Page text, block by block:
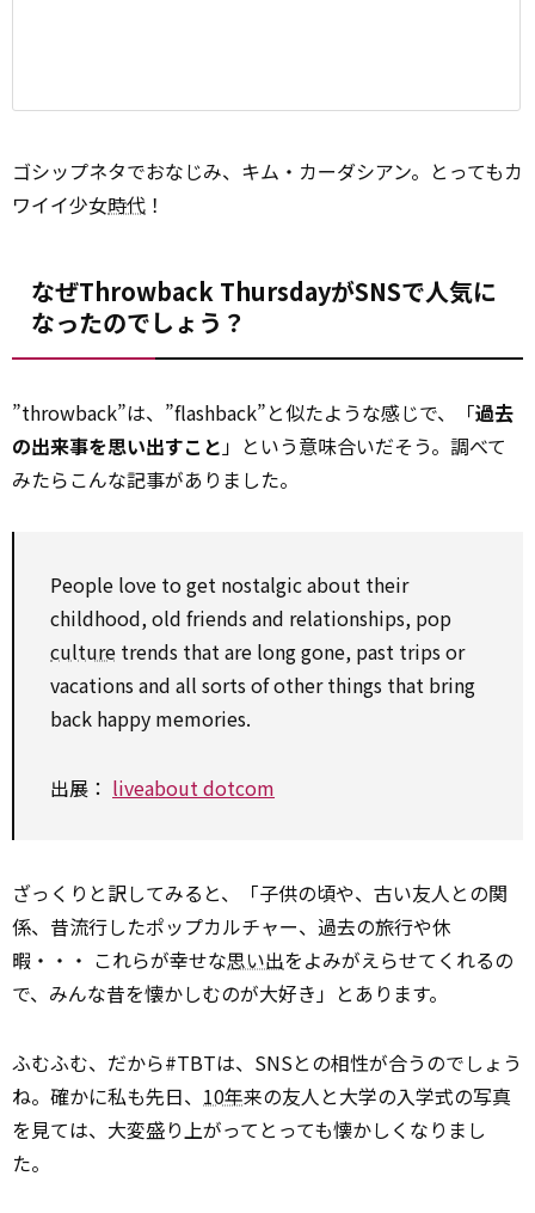
ゴシップネタでおなじみ、キム・カーダシアン。とってもカ
ワイイ少女時代 ！
なぜThrowback ThursdayがSNSで人気に
なったのでしょう？
”throwback”は、”flashback”と似たような感じで、「過去
の出来事を思い出すこと」という意味合いだそう。調べて
みたらこんな記事がありました。
People love to get nostalgic about their
childhood, old friends and relationships, pop
culture trends that are long gone, past trips or
vacations and all sorts of other things that bring
back happy memories.
出展： liveabout dotcom
ざっくりと訳してみると、「子供の頃や、古い友人との関
係、昔流行したポップカルチャー、過去の旅行や休
暇・・・ これらが幸せな思い出をよみがえらせてくれるの
で、みんな昔を懐かしむのが大好き」とあります。
ふむふむ、だから#TBTは、SNSとの相性が合うのでしょう
ね。確かに私も先日、 10年来の友人と大学の入学式の写真
を見ては、大変盛り上がってとっても懐かしくなりまし
た。